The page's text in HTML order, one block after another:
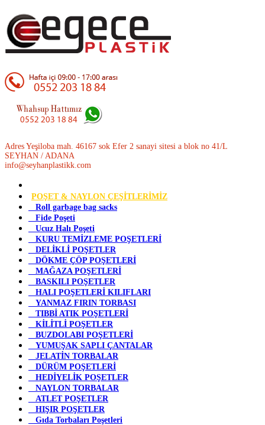
Adres Yeşiloba mah. 46167 sok Efer 2 sanayi sitesi a blok no 41/L
SEYHAN / ADANA
info@seyhanplastikk.com
POŞET & NAYLON ÇEŞİTLERİMİZ
Roll garbage bag sacks
Fide Poşeti
Ucuz Halı Poşeti
KURU TEMİZLEME POŞETLERİ
DELİKLİ POŞETLER
DÖKME ÇÖP POŞETLERİ
MAĞAZA POŞETLERİ
BASKILI POŞETLER
HALI POŞETLERİ KILIFLARI
YANMAZ FIRIN TORBASI
TIBBİ ATIK POŞETLERİ
KİLİTLİ POŞETLER
BUZDOLABI POŞETLERİ
YUMUŞAK SAPLI ÇANTALAR
JELATİN TORBALAR
DÜRÜM POŞETLERİ
HEDİYELİK POŞETLER
NAYLON TORBALAR
ATLET POŞETLER
HIŞIR POŞETLER
Gıda Torbaları Poşetleri